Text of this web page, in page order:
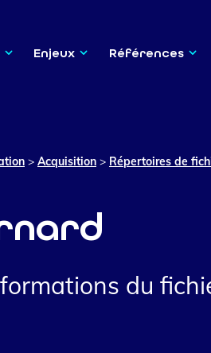
Enjeux Références
> Acquisition > Répertoires de
du